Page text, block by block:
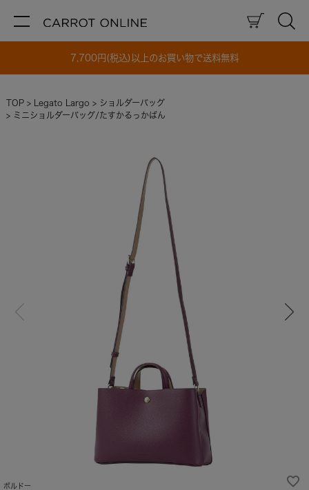
7,700円(税込)以上のお買い物で送料無料
TOP Legato Largo
ショルダーバッグ
ミニショルダーバッグ/たすかるっかばん
ボルドー